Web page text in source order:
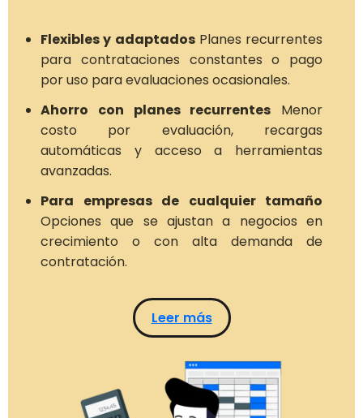
Flexibles y adaptadosPlanes recurrentes
para contrataciones constantes o pago
por uso para evaluaciones ocasionales.
Ahorro con planes recurrentes Menor
costo por evaluación, recargas
automáticas y acceso a herramientas
avanzadas.
Para empresas de cualquier tamaño
Opciones que se ajustan a negocios en
crecimiento o con alta demanda de
contratación.
Leer más